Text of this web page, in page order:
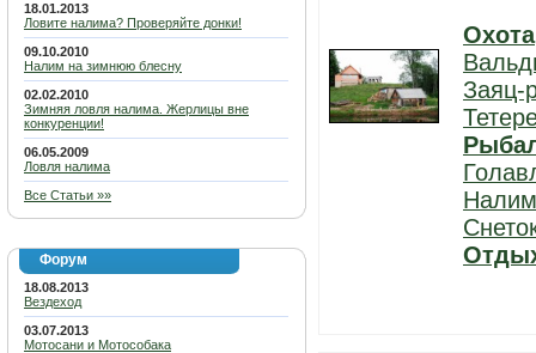
18.01.2013
Ловите налима? Проверяйте донки!
09.10.2010
Налим на зимнюю блесну
02.02.2010
Зимняя ловля налима. Жерлицы вне
конкуренции!
06.05.2009
Ловля налима
Все Статьи »»
Форум
18.08.2013
Вездеход
03.07.2013
Мотосани и Мотособака
Охота
Заяц-
Налим